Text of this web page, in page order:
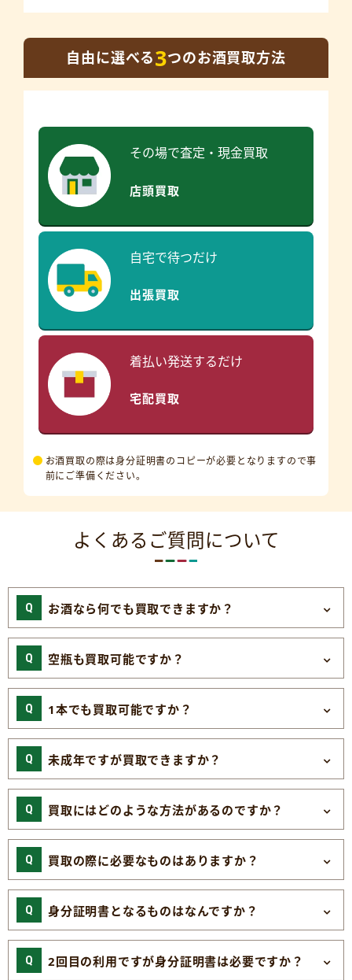
自由に選べる3つのお酒買取方法
その場で査定・現金買取
店頭買取
自宅で待つだけ
出張買取
着払い発送するだけ
宅配買取
お酒買取の際は身分証明書のコピーが必要となりますので事
前にご準備ください。
よくあるご質問について
お酒なら何でも買取できますか？
空瓶も買取可能ですか？
1本でも買取可能ですか？
未成年ですが買取できますか？
買取にはどのような方法があるのですか？
買取の際に必要なものはありますか？
身分証明書となるものはなんですか？
2回目の利用ですが身分証明書は必要ですか？